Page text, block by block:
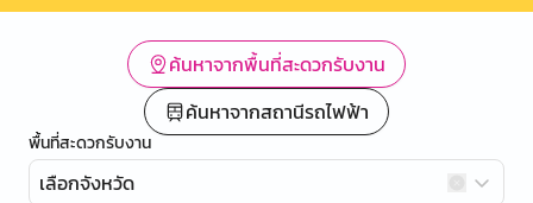
ค้นหาจากพื้นที่สะดวกรับงาน
ค้นหาจากสถานีรถไฟฟ้า
พื้นที่สะดวกรับงาน
เลือกจังหวัด